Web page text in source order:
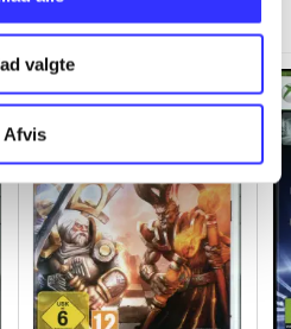
valgte
Afvis